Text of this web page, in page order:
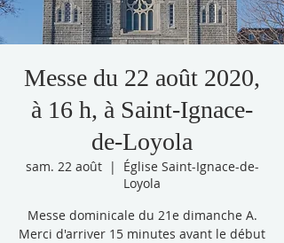
Messe du 22 août 2020,
à 16 h, à Saint-Ignace-
de-Loyola
sam. 22 août
  |
Église Saint-Ignace-de-
Loyola
Messe dominicale du 21e dimanche A.
Merci d'arriver 15 minutes avant le début